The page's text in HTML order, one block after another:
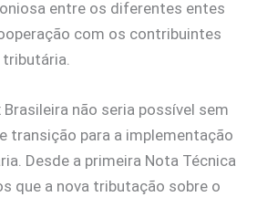
entre os diferentes entes
com os contribuintes
não seria possível sem
transição para a implementação
Desde a primeira Nota Técnica
que a nova tributação sobre o